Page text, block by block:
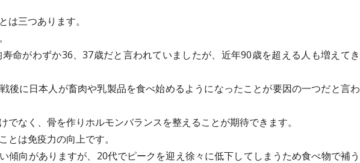
は三つあります。
命がわずか36、37歳だと言われていましたが、近年90歳を超える人も増えてき
後に日本人が畜肉や乳製品を食べ始めるようになったことが要因の一つだと言わ
でなく、骨を作りホルモンバランスを整えることが期待できます。
とは免疫力の向上です。
傾向がありますが、20代でピークを迎え徐々に低下してしまうため食べ物で補う